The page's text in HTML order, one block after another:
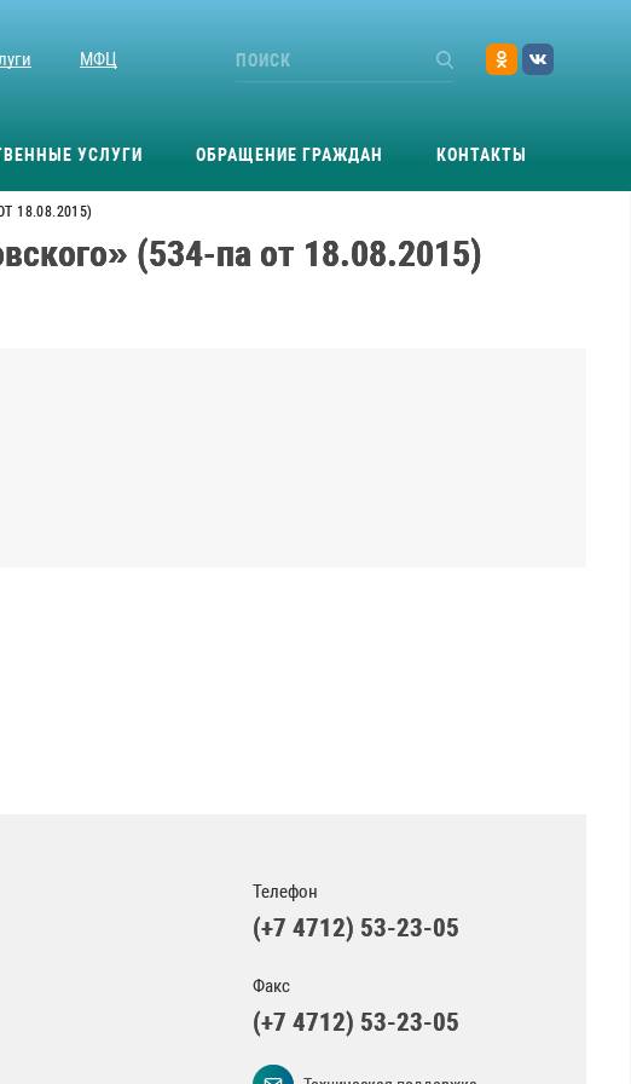
МФЦ
УСЛУГИ ОБРАЩЕНИЕ ГРАЖДАН КОНТАКТЫ
18.08.2015)
(534-па от 18.08.2015)
Телефон
(+7 4712) 53-23-05
Факс
(+7 4712) 53-23-05